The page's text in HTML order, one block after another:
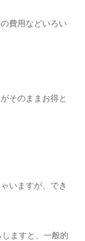
費用などいろい
そのままお得と
いますが、でき
ますと、一般的